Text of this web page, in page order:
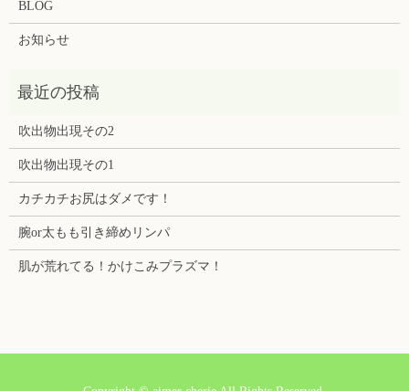
BLOG
お知らせ
吹出物出現その2
吹出物出現その1
カチカチお尻はダメです！
腕or太もも引き締めリンパ
肌が荒れてる！かけこみプラズマ！